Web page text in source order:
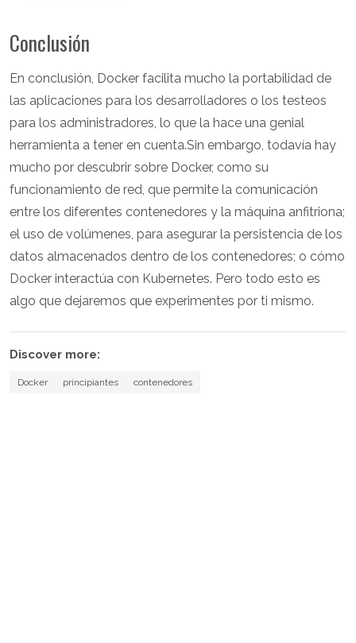
Conclusión
En conclusión, Docker facilita mucho la portabilidad de
las aplicaciones para los desarrolladores o los testeos
para los administradores, lo que la hace una genial
herramienta a tener en cuenta.Sin embargo, todavía hay
mucho por descubrir sobre Docker, como su
funcionamiento de red, que permite la comunicación
entre los diferentes contenedores y la máquina anfitriona;
el uso de volúmenes, para asegurar la persistencia de los
datos almacenados dentro de los contenedores; o cómo
Docker interactúa con Kubernetes. Pero todo esto es
algo que dejaremos que experimentes por ti mismo.
Discover more:
Docker principiantes contenedores